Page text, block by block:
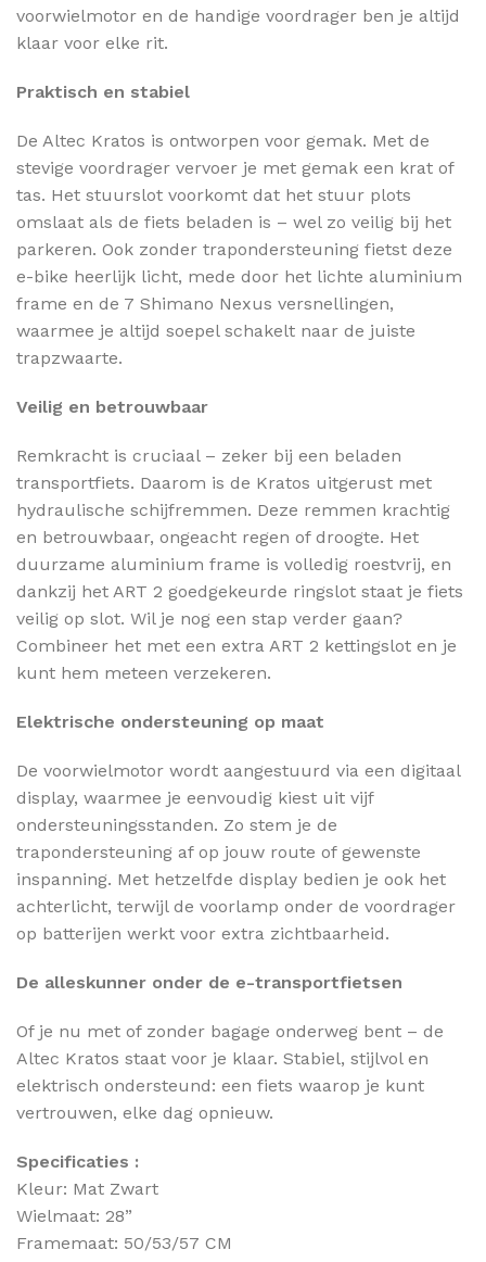
voorwielmotor en de handige voordrager ben je altijd
klaar voor elke rit.
Praktisch en stabiel
De Altec Kratos is ontworpen voor gemak. Met de
stevige voordrager vervoer je met gemak een krat of
tas. Het stuurslot voorkomt dat het stuur plots
omslaat als de fiets beladen is – wel zo veilig bij het
parkeren. Ook zonder trapondersteuning fietst deze
e-bike heerlijk licht, mede door het lichte aluminium
frame en de 7 Shimano Nexus versnellingen,
waarmee je altijd soepel schakelt naar de juiste
trapzwaarte.
Veilig en betrouwbaar
Remkracht is cruciaal – zeker bij een beladen
transportfiets. Daarom is de Kratos uitgerust met
hydraulische schijfremmen. Deze remmen krachtig
en betrouwbaar, ongeacht regen of droogte. Het
duurzame aluminium frame is volledig roestvrij, en
dankzij het ART 2 goedgekeurde ringslot staat je fiets
veilig op slot. Wil je nog een stap verder gaan?
Combineer het met een extra ART 2 kettingslot en je
kunt hem meteen verzekeren.
Elektrische ondersteuning op maat
De voorwielmotor wordt aangestuurd via een digitaal
display, waarmee je eenvoudig kiest uit vijf
ondersteuningsstanden. Zo stem je de
trapondersteuning af op jouw route of gewenste
inspanning. Met hetzelfde display bedien je ook het
achterlicht, terwijl de voorlamp onder de voordrager
op batterijen werkt voor extra zichtbaarheid.
De alleskunner onder de e-transportfietsen
Of je nu met of zonder bagage onderweg bent – de
Altec Kratos staat voor je klaar. Stabiel, stijlvol en
elektrisch ondersteund: een fiets waarop je kunt
vertrouwen, elke dag opnieuw.
Specificaties :
Kleur: Mat Zwart
Wielmaat: 28”
Framemaat: 50/53/57 CM